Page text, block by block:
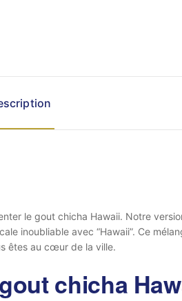
le gout chicha Hawaii. Notre
inoubliable avec “Hawaii”. Ce
êtes au cœur de la ville.
chicha